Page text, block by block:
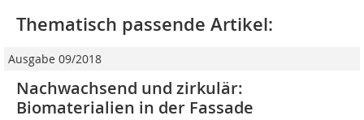
Thematisch passende Artikel:
Ausgabe 09/2018
Nachwachsend und zirkulär:
Biomaterialien in der Fassade